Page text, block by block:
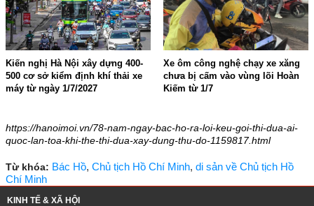
Kiến nghị Hà Nội xây dựng 400-
500 cơ sở kiểm định khí thải xe
máy từ ngày 1/7/2027
Xe ôm công nghệ chạy xe xăng
chưa bị cấm vào vùng lõi Hoàn
Kiếm từ 1/7
https://hanoimoi.vn/78-nam-ngay-bac-ho-ra-loi-keu-goi-thi-dua-ai-
quoc-lan-toa-khi-the-thi-dua-xay-dung-thu-do-1159817.html
Từ khóa: Bác Hồ, Chủ tịch Hồ Chí Minh, di sản về Chủ tịch Hồ
Chí Minh
KINH TẾ & XÃ HỘI